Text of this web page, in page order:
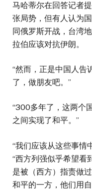
马哈蒂尔在回答记者
张局势，但有人认为
同俄罗斯开战，台湾
拉伯应该对抗伊朗。
“然而，正是中国人告
了，做朋友吧。”
“300多年了，这两个
之间实现了和平。”
“我们应该从这些事情
“西方列强似乎希望
是被（西方）指责做
和平的一方，他们用